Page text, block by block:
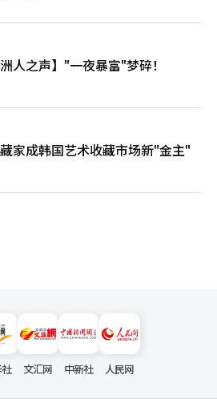
洲人之声】"一夜暴富"梦碎！
家成韩国艺术收藏市场新"金主"
文汇网 中新社 人民网